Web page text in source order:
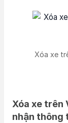
Xóa xe
Xóa xe trên
nhận thông